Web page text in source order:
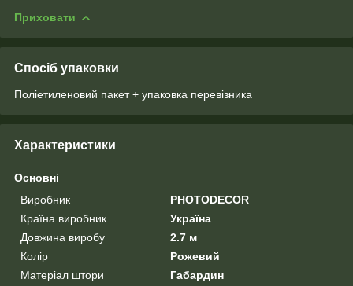
Приховати
Спосіб упаковки
Поліетиленовий пакет + упаковка перевізника
Характеристики
Основні
Виробник
PHOTODECOR
Країна виробник
Україна
Довжина виробу
2.7 м
Колір
Рожевий
Матеріал штори
Габардин